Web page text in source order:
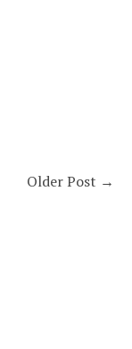
Older Post →